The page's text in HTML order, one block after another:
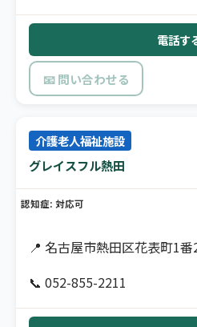
電話す
📧 問い合わせる
介護老人福祉施設
グレイスフル熱田
認知症: 対応可
📍 名古屋市熱田区花表町1
📞 052-855-2211